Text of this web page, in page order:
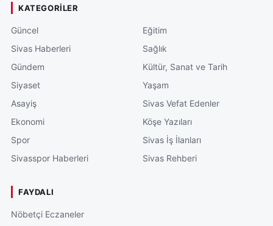
KATEGORILER
Güncel
Sivas Haberleri
Gündem
Siyaset
Asayiş
Ekonomi
Spor
Sivasspor Haberleri
Eğitim
Sağlık
Kültür, Sanat ve Tarih
Yaşam
Sivas Vefat Edenler
Köşe Yazıları
Sivas İş İlanları
Sivas Rehberi
FAYDALI
Nöbetçi Eczaneler